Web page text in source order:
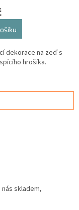
dekorace na zeď s
hrošíka.
skladem,